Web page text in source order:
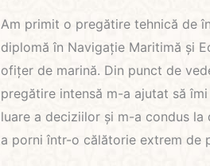
Am primit o pregătire tehnică de
diplomă în Navigație Maritimă și
ofițer de marină. Din punct de
pregătire intensă m-a ajutat să
luare a deciziilor și m-a condus
a porni într-o călătorie extrem de